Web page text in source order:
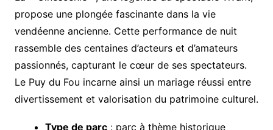
propose une plongée fascinante dans la vie
vendéenne ancienne. Cette performance de nuit
rassemble des centaines d’acteurs et d’amateurs
passionnés, capturant le cœur de ses spectateurs.
Le Puy du Fou incarne ainsi un mariage réussi entre
divertissement et valorisation du patrimoine culturel.
Type de parc: parc à thème historique